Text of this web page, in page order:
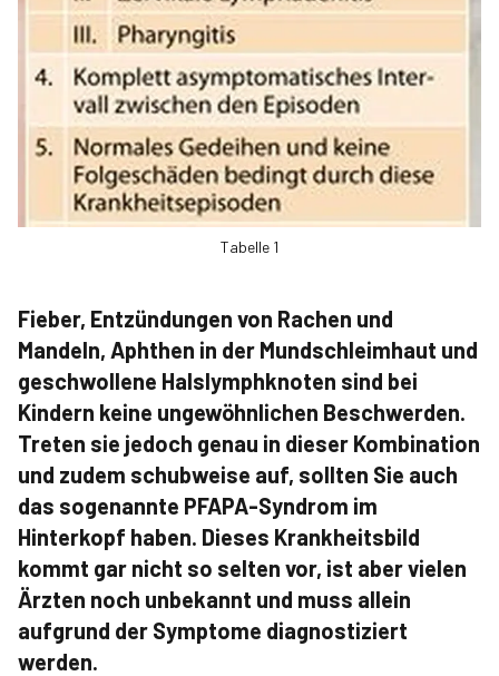
Tabelle 1
Fieber, Entzündungen von Rachen und
Mandeln, Aphthen in der Mundschleimhaut und
geschwollene Halslymphknoten sind bei
Kindern keine ungewöhnlichen Beschwerden.
Treten sie jedoch genau in dieser Kombination
und zudem schubweise auf, sollten Sie auch
das sogenannte PFAPA-Syndrom im
Hinterkopf haben. Dieses Krankheitsbild
kommt gar nicht so selten vor, ist aber vielen
Ärzten noch unbekannt und muss allein
aufgrund der Symptome diagnostiziert
werden.